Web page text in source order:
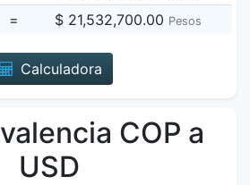
= $ 21,532,700.00 Pesos
Calculadora
COP a
USD